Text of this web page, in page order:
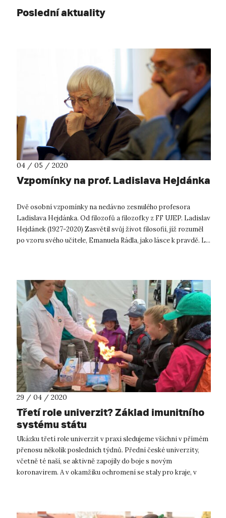
Poslední aktuality
04 / 05 / 2020
Vzpomínky na prof. Ladislava Hejdánka
Dvě osobní vzpomínky na nedávno zesnulého profesora
Ladislava Hejdánka. Od filozofů a filozofky z FF UJEP. Ladislav
Hejdánek (1927-2020) Zasvětil svůj život filosofii, jíž rozuměl
po vzoru svého učitele, Emanuela Rádla, jako lásce k pravdě. L...
29 / 04 / 2020
Třetí role univerzit? Základ imunitního
systému státu
Ukázku třetí role univerzit v praxi sledujeme všichni v přímém
přenosu několik posledních týdnů. Přední české univerzity,
včetně té naší, se aktivně zapojily do boje s novým
koronavirem. A v okamžiku ochromení se staly pro kraje, v